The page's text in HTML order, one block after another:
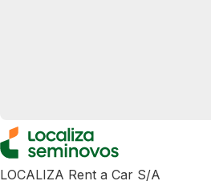
LOCALIZA Rent a Car S/A